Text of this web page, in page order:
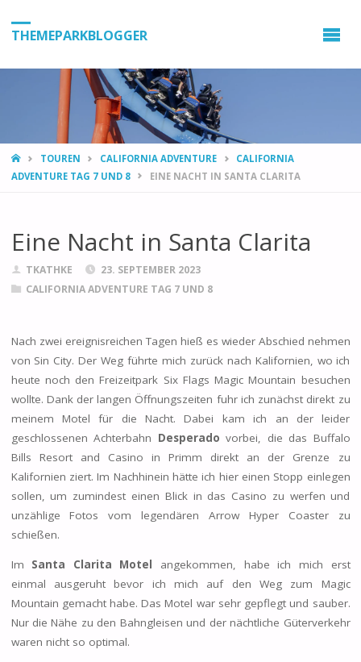
THEMEPARKBLOGGER
HOMETOUREN CALIFORNIA ADVENTURE
CALIFORNIA
ADVENTURE TAG 7 UND 8
EINE NACHT IN SANTA CLARITA
Eine Nacht in Santa Clarita
TKATHKE
23. SEPTEMBER 2023
CALIFORNIA ADVENTURE TAG 7 UND 8
Nach zwei ereignisreichen Tagen hieß es wieder Abschied nehmen
von Sin City. Der Weg führte mich zurück nach Kalifornien, wo ich
heute noch den Freizeitpark Six Flags Magic Mountain besuchen
wollte. Dank der langen Öffnungszeiten fuhr ich zunächst direkt zu
meinem Motel für die Nacht. Dabei kam ich an der leider
geschlossenen Achterbahn Desperado vorbei, die das Buffalo
Bills Resort and Casino in Primm direkt an der Grenze zu
Kalifornien ziert. Im Nachhinein hätte ich hier einen Stopp einlegen
sollen, um zumindest einen Blick in das Casino zu werfen und
unzählige Fotos vom legendären Arrow Hyper Coaster zu
schießen.
Im Santa Clarita Motel angekommen, habe ich mich erst
einmal ausgeruht bevor ich mich auf den Weg zum Magic
Mountain gemacht habe. Das Motel war sehr gepflegt und sauber.
Nur die Nähe zu den Bahngleisen und der nächtliche Güterverkehr
waren nicht so optimal.